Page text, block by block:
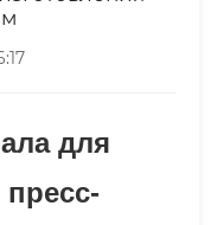
для
пресс-